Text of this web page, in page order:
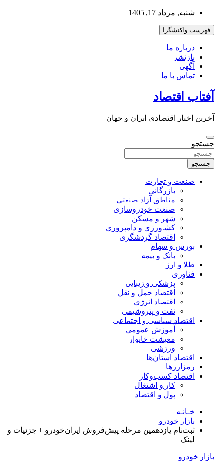
بروید
شنبه, مرداد 17, 1405
فهرست واکنشگرا
درباره ما
بازنشر
آگهی
تماس با ما
آفتاب اقتصاد
آخرین اخبار اقتصادی ایران و جهان
جستجو
جستجو
صنعت و تجارت
بازرگانی
مناطق آزاد صنعتی
صنعت خودروسازی
شهر و مسکن
کشاورزی و دامپروری
اقتصاد گردشگری
بورس و سهام
بانک و بیمه
طلا و ارز
فناوری
پزشکی و زیبایی
اقتصاد حمل و نقل
اقتصاد انرژی
نفت و پتروشیمی
اقتصاد سیاسی و اجتماعی
آموزش عمومی
معیشت خانوار
ورزشی
اقتصاد استان‌ها
رمزارزها
اقتصاد کسب‌و‌کار
کار و اشتغال
پول و اقتصاد
خـانـه
بازار خودرو
ثبت‌نام یازدهمین مرحله پیش‌فروش ایران‌خودرو + جزئیات و
لینک
بازار خودرو